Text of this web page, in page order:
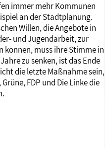
immer mehr Kommunen
an der Stadtplanung.
Willen, die Angebote in
und Jugendarbeit, zur
können, muss ihre Stimme in
zu senken, ist das Ende
die letzte Maßnahme sein,
FDP und Die Linke die